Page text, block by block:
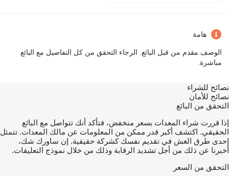
هامة
الوصف مقدم من قبل البائع. الرجاء التحقق من كل التفاصيل مع البائع
مباشرة.
نصائح للشراء
نصائح للأمان
التحقق من البائع
إذا قررت شراء المعدات بسعر منخفض، فتأكد أنك تتواصل مع البائع
الحقيقي. اكتشف أكبر قدر ممكن من المعلومات عن مالك المعدات. تتمثل
إحدى طرق الغش في تقديم نفسك كشركة حقيقية. إن ساورك شك،
أخبرنا عن ذلك من أجل تشديد الرقابة وذلك من خلال نموذج التعليقات.
التحقق من السعر